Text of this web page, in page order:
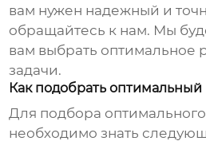
вам нужен надежный и
обращайтесь к нам. Мы
вам выбрать
задачи.
Как подобрать оптимальный
Для подбора
необходимо знать